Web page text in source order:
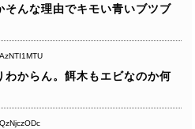
んな理由でキモい青いブツブ
からん。餌木もエビなのか何